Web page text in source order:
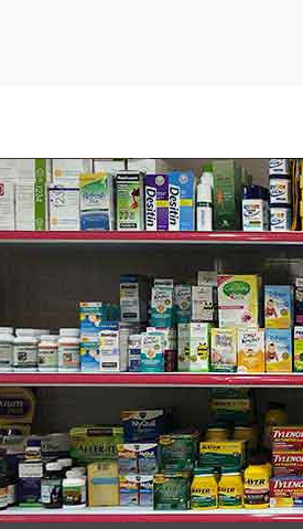
từ ngũ cốc nguyên hạt. Tất cả
hóa.